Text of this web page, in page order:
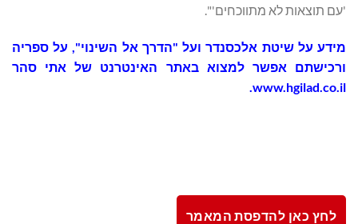
'עם תוצאות לא מתווכחים'".
מידע על שיטת אלכסנדר ועל "הדרך אל השינוי", על ספריה
ורכישתם אפשר למצוא באתר האינטרנט של אתי סהר
www.hgilad.co.il
.
לחץ כאן להדפסת המאמר